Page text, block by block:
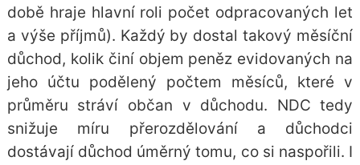
době hraje hlavní roli počet odpracovaných let
a výše příjmů). Každý by dostal takový měsíční
důchod, kolik činí objem peněz evidovaných na
jeho účtu podělený počtem měsíců, které v
průměru stráví občan v důchodu. NDC tedy
snižuje míru přerozdělování a důchodci
dostávají důchod úměrný tomu, co si naspořili. I